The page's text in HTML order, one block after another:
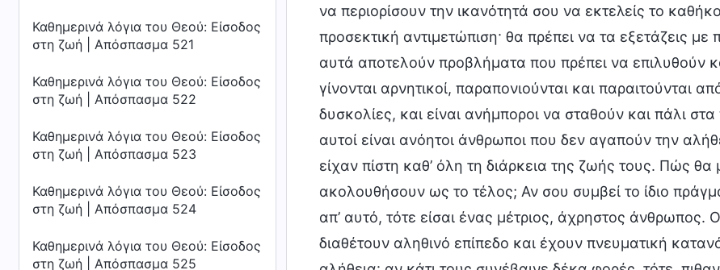
Καθημερινά λόγια του Θεού: Είσοδος
στη ζωή | Απόσπασμα 521
Καθημερινά λόγια του Θεού: Είσοδος
στη ζωή | Απόσπασμα 522
Καθημερινά λόγια του Θεού: Είσοδος
στη ζωή | Απόσπασμα 523
Καθημερινά λόγια του Θεού: Είσοδος
στη ζωή | Απόσπασμα 524
Καθημερινά λόγια του Θεού: Είσοδος
στη ζωή | Απόσπασμα 525